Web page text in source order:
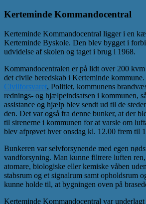
Kerteminde Kommandocentral
Kerteminde Kommandocentral ligger i en
Kerteminde Byskole. Den blev bygget i
udvidelse af skolen og taget i brug i 1968.
Kommandocentralen er på lidt over 200 kvm
det civile beredskab i Kerteminde
Civilforsvaret, Politiet, kommunens
rednings- og hjælpeindsatsen i kommunen,
assistance og hjælp blev sendt ud til de
den. Det var også fra denne bunker, at der
til sirenerne i kommunen for at varsle om
blev afprøvet hver onsdag kl. 12.00 frem til
Bunkeren var selvforsynende med egen
vandforsyning. Man kunne filtrere luften
atomare, biologiske eller kemiske våben
stabsrum og et signalrum samt opholdsrum
kunne holde til, at bygningen oven på
Kerteminde Kommandocentral var